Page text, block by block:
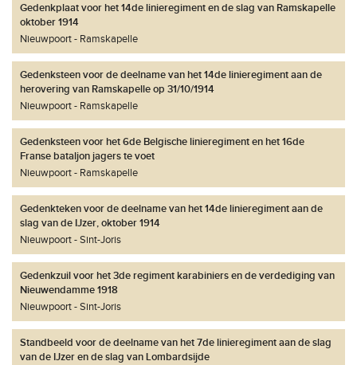
Gedenkplaat voor het 14de linieregiment en de slag van Ramskapelle
oktober 1914
Nieuwpoort
Ramskapelle
Gedenksteen voor de deelname van het 14de linieregiment aan de
herovering van Ramskapelle op 31/10/1914
Nieuwpoort
Ramskapelle
Gedenksteen voor het 6de Belgische linieregiment en het 16de
Franse bataljon jagers te voet
Nieuwpoort
Ramskapelle
Gedenkteken voor de deelname van het 14de linieregiment aan de
slag van de IJzer, oktober 1914
Nieuwpoort
Sint-Joris
Gedenkzuil voor het 3de regiment karabiniers en de verdediging van
Nieuwendamme 1918
Nieuwpoort
Sint-Joris
Standbeeld voor de deelname van het 7de linieregiment aan de slag
van de IJzer en de slag van Lombardsijde